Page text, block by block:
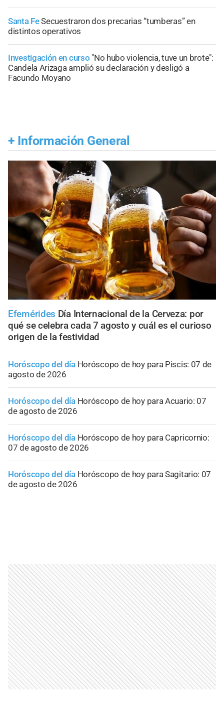
Santa FeSecuestraron dos precarias “tumberas” en
distintos operativos
Investigación en curso "No hubo violencia, tuve un brote":
Candela Arizaga amplió su declaración y desligó a
Facundo Moyano
+ Información General
Efemérides Día Internacional de la Cerveza: por
qué se celebra cada 7 agosto y cuál es el curioso
origen de la festividad
Horóscopo del día Horóscopo de hoy para Piscis: 07 de
agosto de 2026
Horóscopo del día Horóscopo de hoy para Acuario: 07
de agosto de 2026
Horóscopo del día Horóscopo de hoy para Capricornio:
07 de agosto de 2026
Horóscopo del día Horóscopo de hoy para Sagitario: 07
de agosto de 2026